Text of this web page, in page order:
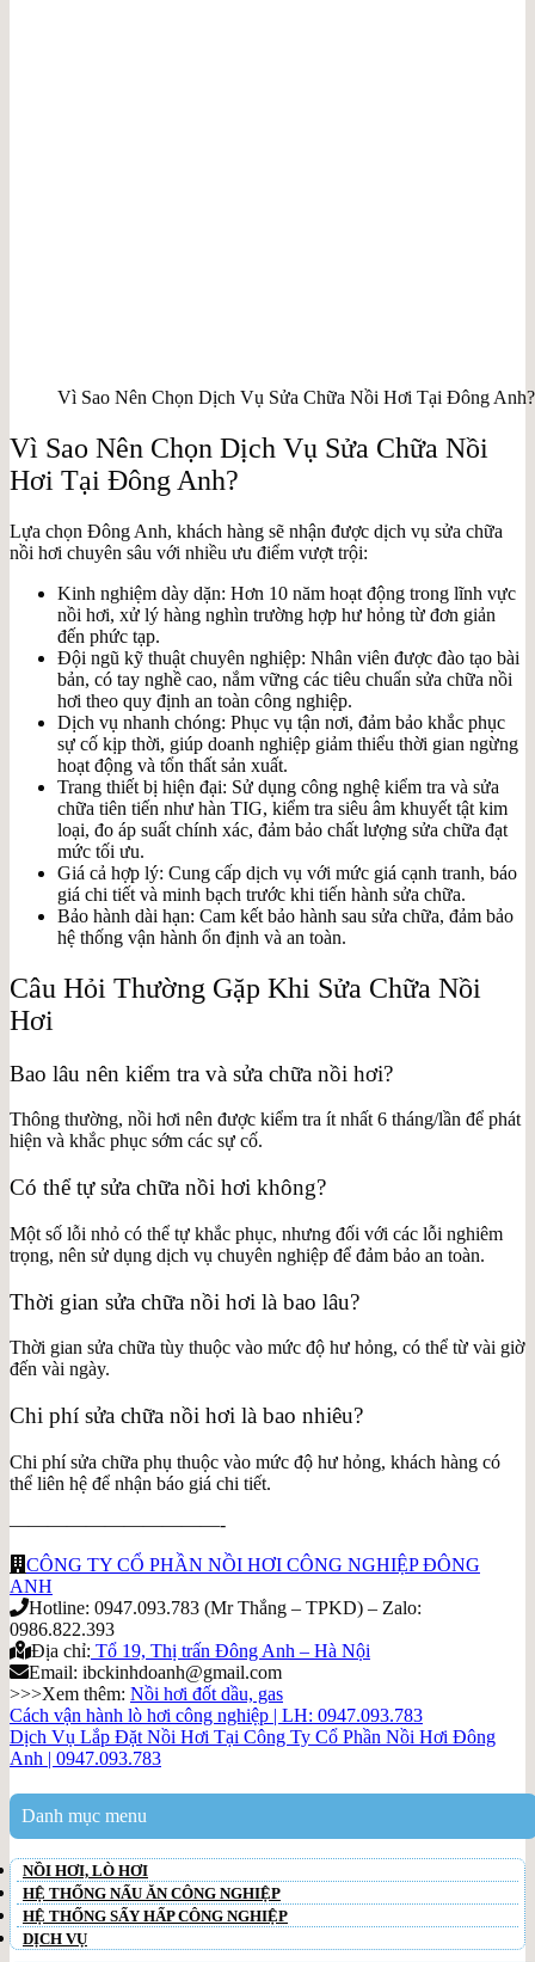
Vì Sao Nên Chọn Dịch Vụ Sửa Chữa Nồi Hơi Tại Đông Anh?
Vì Sao Nên Chọn Dịch Vụ Sửa Chữa Nồi
Hơi Tại Đông Anh?
Lựa chọn Đông Anh, khách hàng sẽ nhận được dịch vụ sửa chữa
nồi hơi chuyên sâu với nhiều ưu điểm vượt trội:
Kinh nghiệm dày dặn: Hơn 10 năm hoạt động trong lĩnh vực
nồi hơi, xử lý hàng nghìn trường hợp hư hỏng từ đơn giản
đến phức tạp.
Đội ngũ kỹ thuật chuyên nghiệp: Nhân viên được đào tạo bài
bản, có tay nghề cao, nắm vững các tiêu chuẩn sửa chữa nồi
hơi theo quy định an toàn công nghiệp.
Dịch vụ nhanh chóng: Phục vụ tận nơi, đảm bảo khắc phục
sự cố kịp thời, giúp doanh nghiệp giảm thiểu thời gian ngừng
hoạt động và tổn thất sản xuất.
Trang thiết bị hiện đại: Sử dụng công nghệ kiểm tra và sửa
chữa tiên tiến như hàn TIG, kiểm tra siêu âm khuyết tật kim
loại, đo áp suất chính xác, đảm bảo chất lượng sửa chữa đạt
mức tối ưu.
Giá cả hợp lý: Cung cấp dịch vụ với mức giá cạnh tranh, báo
giá chi tiết và minh bạch trước khi tiến hành sửa chữa.
Bảo hành dài hạn: Cam kết bảo hành sau sửa chữa, đảm bảo
hệ thống vận hành ổn định và an toàn.
Câu Hỏi Thường Gặp Khi Sửa Chữa Nồi
Hơi
Bao lâu nên kiểm tra và sửa chữa nồi hơi?
Thông thường, nồi hơi nên được kiểm tra ít nhất 6 tháng/lần để phát
hiện và khắc phục sớm các sự cố.
Có thể tự sửa chữa nồi hơi không?
Một số lỗi nhỏ có thể tự khắc phục, nhưng đối với các lỗi nghiêm
trọng, nên sử dụng dịch vụ chuyên nghiệp để đảm bảo an toàn.
Thời gian sửa chữa nồi hơi là bao lâu?
Thời gian sửa chữa tùy thuộc vào mức độ hư hỏng, có thể từ vài giờ
đến vài ngày.
Chi phí sửa chữa nồi hơi là bao nhiêu?
Chi phí sửa chữa phụ thuộc vào mức độ hư hỏng, khách hàng có
thể liên hệ để nhận báo giá chi tiết.
———————————-
CÔNG TY CỔ PHẦN NỒI HƠI CÔNG NGHIỆP ĐÔNG
ANH
Hotline: 0947.093.783 (Mr Thắng – TPKD) – Zalo:
0986.822.393
Địa chỉ: Tổ 19, Thị trấn Đông Anh – Hà Nội
Email: ibckinhdoanh@gmail.com
>>>Xem thêm: Nồi hơi đốt dầu, gas
Cách vận hành lò hơi công nghiệp | LH: 0947.093.783
Dịch Vụ Lắp Đặt Nồi Hơi Tại Công Ty Cổ Phần Nồi Hơi Đông
Anh | 0947.093.783
Danh mục menu
NỒI HƠI, LÒ HƠI
HỆ THỐNG NẤU ĂN CÔNG NGHIỆP
HỆ THỐNG SẤY HẤP CÔNG NGHIỆP
DỊCH VỤ